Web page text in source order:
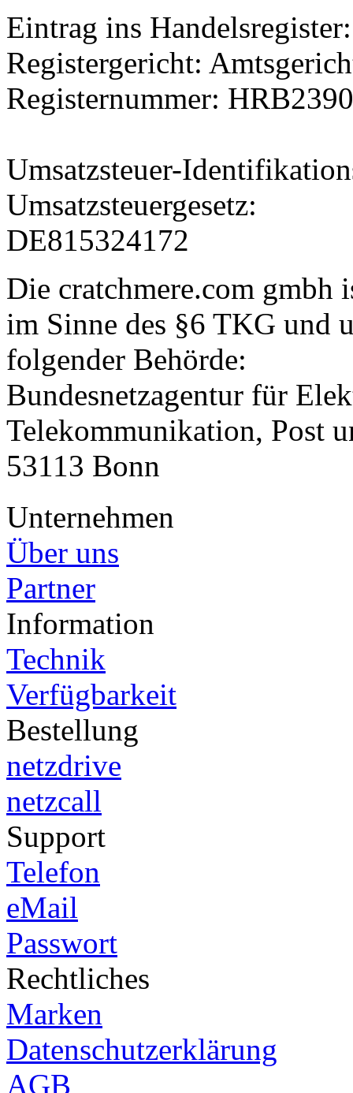
Eintrag ins Handelsregister:
Registergericht:
Registernummer:
Umsatzsteuer-
Umsatzsteuergesetz:
DE815324172
Die cratchmere.com gmbh
im Sinne des §6 TKG und
folgender Behörde:
Bundesnetzagentur für
Telekommunikation, Post
53113 Bonn
Unternehmen
Über uns
Partner
Information
Technik
Verfügbarkeit
Bestellung
netzdrive
netzcall
Support
Telefon
eMail
Passwort
Rechtliches
Marken
Datenschutzerklärung
AGB